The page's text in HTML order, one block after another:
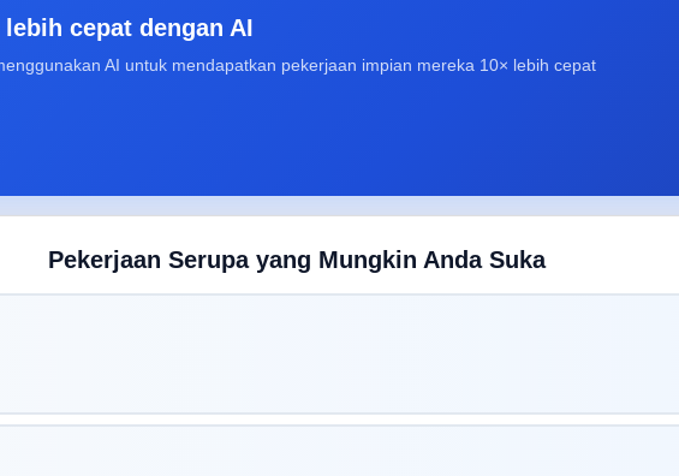
cepat dengan AI
AI untuk mendapatkan pekerjaan impian mereka 10× lebih cepat
Pekerjaan Serupa yang Mungkin Anda Suka